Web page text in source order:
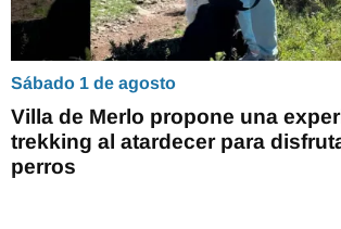
Sábado 1 de agosto
Villa de Merlo propone una
trekking al atardecer para
perros